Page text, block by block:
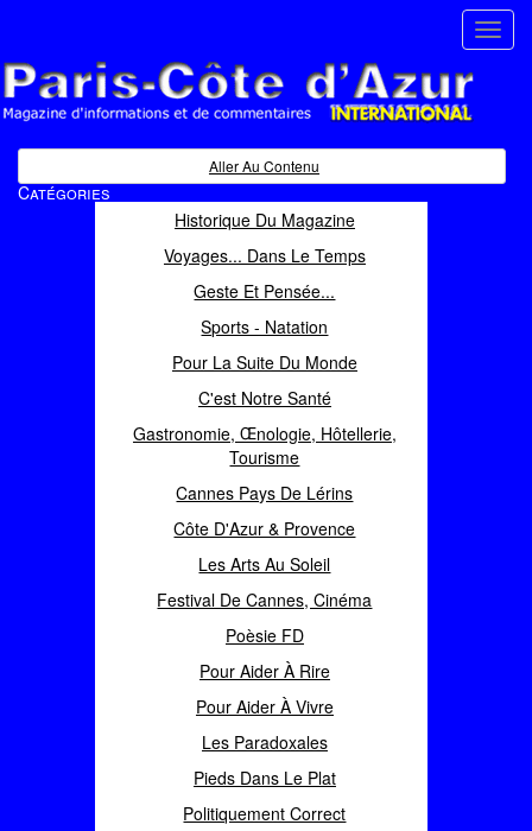
Magazine d'informations et de commentaires
Aller Au Contenu
Catégories
Historique Du Magazine
Voyages... Dans Le Temps
Geste Et Pensée...
Sports - Natation
Pour La Suite Du Monde
C'est Notre Santé
Gastronomie, Œnologie, Hôtellerie,
Tourisme
Cannes Pays De Lérins
Côte D'Azur & Provence
Les Arts Au Soleil
Festival De Cannes, Cinéma
Poèsie FD
Pour Aider À Rire
Pour Aider À Vivre
Les Paradoxales
Pieds Dans Le Plat
Politiquement Correct